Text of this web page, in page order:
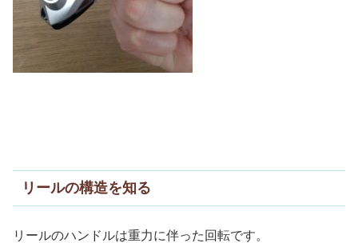
リールの構造を知る
リールのハンドルは重力に伴った回転です。